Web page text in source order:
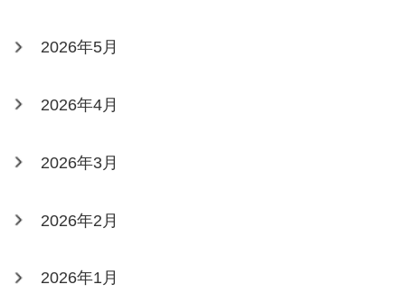
2026年5月
2026年4月
2026年3月
2026年2月
2026年1月